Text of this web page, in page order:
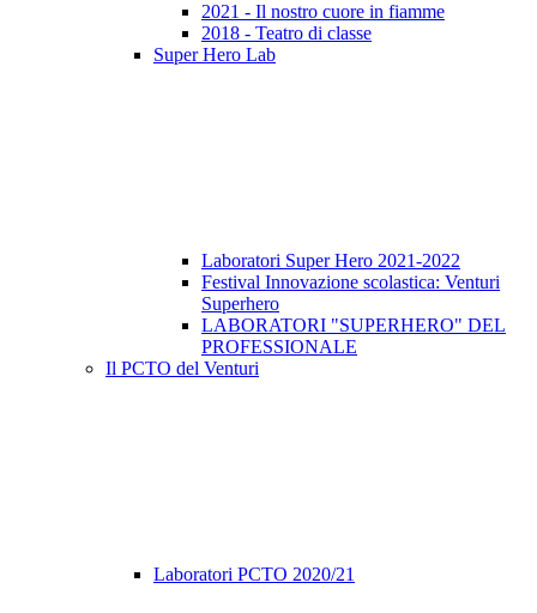
2021 - Il nostro cuore in fiamme
2018 - Teatro di classe
Super Hero Lab
Laboratori Super Hero 2021-2022
Festival Innovazione scolastica: Venturi
Superhero
LABORATORI "SUPERHERO" DEL
PROFESSIONALE
Il PCTO del Venturi
Laboratori PCTO 2020/21